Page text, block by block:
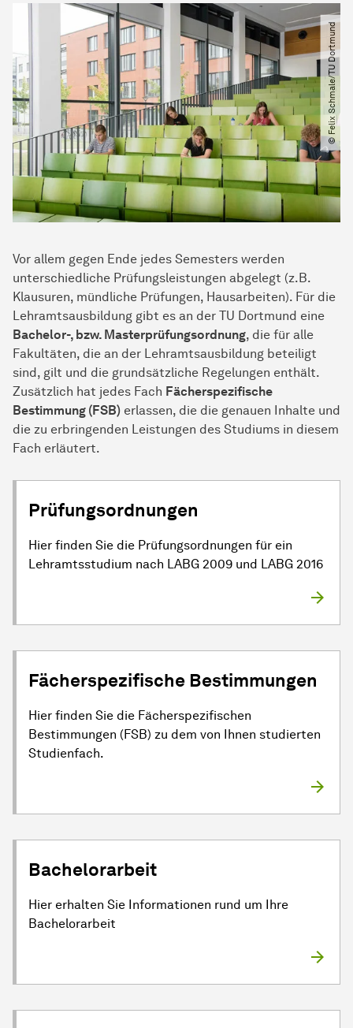
Vor allem gegen Ende jedes Semesters werden
unterschiedliche Prüfungsleistungen abgelegt (z.B.
Klausuren, mündliche Prüfungen, Hausarbeiten). Für die
Lehramtsausbildung gibt es an der TU Dortmund eine
Bachelor-, bzw. Masterprüfungsordnung, die für alle
Fakultäten, die an der Lehramtsausbildung beteiligt
sind, gilt und die grundsätzliche Regelungen enthält.
Zusätzlich hat jedes Fach Fächerspezifische
Bestimmung (FSB) erlassen, die die genauen Inhalte und
die zu erbringenden Leistungen des Studiums in diesem
Fach erläutert.
© Felix Schmale​/​TU Dortmund
Prüfungsordnungen
Hier finden Sie die Prüfungsordnungen für ein
Lehramtsstudium nach LABG 2009 und LABG 2016
Fächerspezifische Bestimmungen
Hier finden Sie die Fächerspezifischen
Bestimmungen (FSB) zu dem von Ihnen studierten
Studienfach.
Bachelorarbeit
Hier erhalten Sie Informationen rund um Ihre
Bachelorarbeit